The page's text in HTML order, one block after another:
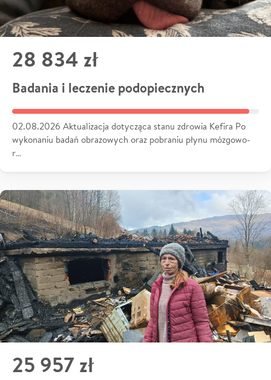
28 834 zł
Badania i leczenie podopiecznych
02.08.2026 Aktualizacja dotycząca stanu zdrowia Kefira Po
wykonaniu badań obrazowych oraz pobraniu płynu mózgowo-
r…
25 957 zł